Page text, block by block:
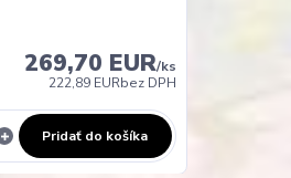
269,70 EUR/ks
222,89 EURbez DPH
Pridať do košíka